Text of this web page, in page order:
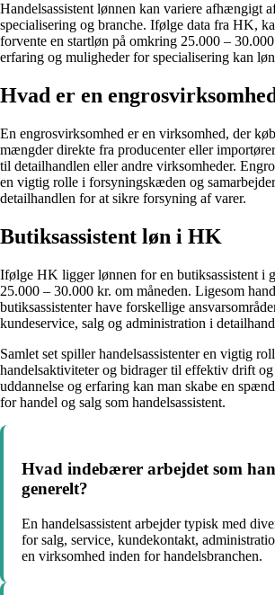
Handelsassistent lønnen kan variere afhængigt
specialisering og branche. Ifølge data fra HK,
forvente en startløn på omkring 25.000 –
erfaring og muligheder for specialisering kan
Hvad er en
En engrosvirksomhed er en virksomhed, der
mængder direkte fra producenter eller
til detailhandlen eller andre virksomheder.
en vigtig rolle i forsyningskæden og
detailhandlen for at sikre forsyning af varer.
Butiksassistent løn i HK
Ifølge HK ligger lønnen for en butiksassistent i
25.000 – 30.000 kr. om måneden. Ligesom
butiksassistenter have forskellige
kundeservice, salg og administration i
Samlet set spiller handelsassistenter en vigtig
handelsaktiviteter og bidrager til effektiv drift
uddannelse og erfaring kan man skabe en
for handel og salg som handelsassistent.
Hvad indebærer arbejdet som
generelt?
En handelsassistent arbejder typisk med
for salg, service, kundekontakt,
en virksomhed inden for handelsbranchen.